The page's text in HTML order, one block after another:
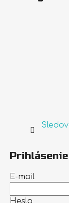
Prihlásenie
E-mail
Heslo